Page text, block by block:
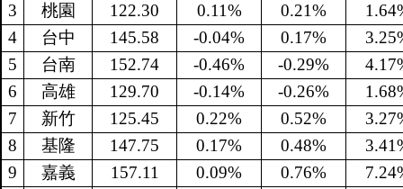
3
桃園 122.30 0.11% 0.21%
4
台中 145.58 -0.04% 0.17%
5
台南 152.74 -0.46% -0.29%
6
高雄 129.70 -0.14% -0.26%
7
新竹 125.45 0.22% 0.52%
8
基隆 147.75 0.17% 0.48%
9
嘉義 157.11 0.09% 0.76%